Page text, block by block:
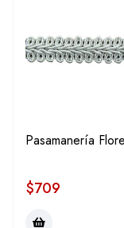
Pasamanería
$709